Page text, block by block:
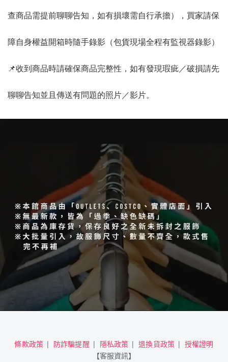
查商品需提前聊聊告知，如有損壞需自行承擔），買家請保
障自身權益開箱時隨手錄影（包貨現場全程有監視器錄影）
📌收到商品時請確保商品完整性，如有發現瑕疵／破損請先
聊聊告知並且傳送有問題的照片／影片。
條款政策 防詐騙提醒 隱私政策 退換貨政策
授權證明
【客服資訊】